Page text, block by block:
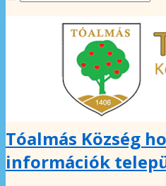
Tóalmás Község
információk